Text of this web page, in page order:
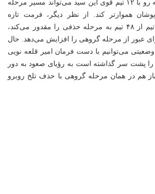
رقم بزند. پرهیز از روبه رو با ۱۲ تیم قوی این سید می‌تواند مسیر مرحله
هموارتر کند. از نظر دیگر، فرمت تازه
رقابت‌ها که صعود ۳۲ تیم از ۴۸ تیم به مرحله حذفی را مقدور می‌کند،
عبور از مرحله گروهی را افزایش می‌دهد. حال
وضعیتی می‌توانیم با دست فرمان امیر قلعه نویی
را پشت سر گذاشته است به رؤیای صعود به دور
هم در همان مرحله گروهی با حذف تلخ روبرو